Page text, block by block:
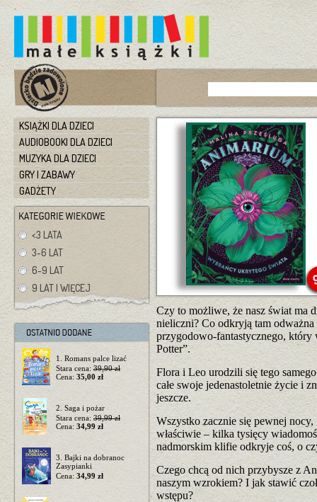
KSIĄŻKI DLA DZIECI
AUDIOBOOKI DLA DZIECI
MUZYKA DLA DZIECI
GRY I ZABAWY
GADŻETY
<3 LATA
3-6 LAT
6-9 LAT
9 LAT I WIĘCEJ
1. Romans palce lizać
Stara cena: 39,90 zł
Cena: 35,00 zł
2. Saga i pożar
Stara cena: 39,99 zł
Cena: 34,99 zł
3. Bajki na dobranoc
Zasypianki
Cena: 34,99 zł
Czy to możliwe, że nasz świat ma
nieliczni? Co odkryją tam
przygodowo-fantastycznego,
Potter”.
Flora i Leo urodzili się tego
całe swoje jedenastoletnie życie i
jeszcze.
Wszystko zacznie się pewnej
właściwie – kilka tysięcy
nadmorskim klifie odkryje coś, o
Czego chcą od nich przybysze z
naszym wzrokiem? I jak stawić
wstępu?